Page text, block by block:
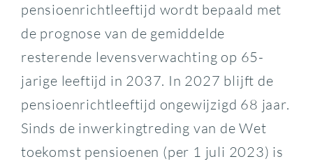
pensioenrichtleeftijd wordt bepaald met
de prognose van de gemiddelde
resterende levensverwachting op 65-
jarige leeftijd in 2037. In 2027 blijft de
pensioenrichtleeftijd ongewijzigd 68 jaar.
Sinds de inwerkingtreding van de Wet
toekomst pensioenen (per 1 juli 2023) is